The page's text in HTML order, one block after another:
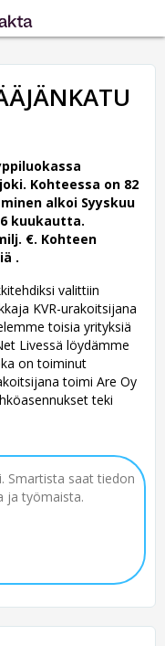
Kohteessa on 82
alkoi Syyskuu
kuukautta.
€. Kohteen
.
valittiin
KVR-urakoitsijana
toisia yrityksiä
Livessä löydämme
on toiminut
toimi Are Oy
teki
Smartista saat tiedon
ja työmaista.